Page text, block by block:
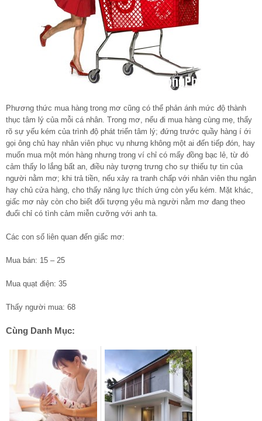
Phương thức mua hàng trong mơ cũng có thể phản ánh mức độ thành
thục tâm lý của mỗi cá nhân. Trong mơ, nếu đi mua hàng cùng mẹ, thấy
rõ sự yếu kém của trình độ phát triển tâm lý; đứng trước quầy hàng í ới
gọi ông chủ hay nhân viên phục vụ nhưng không một ai đến tiếp đón, hay
muốn mua một món hàng nhưng trong ví chỉ có mấy đồng bạc lẻ, từ đó
cảm thấy lo lắng bất an, điều này tượng trưng cho sự thiếu tự tin của
người nằm mơ; khi trả tiền, nếu xảy ra tranh chấp với nhân viên thu ngân
hay chủ cửa hàng, cho thấy năng lực thích ứng còn yếu kém. Mặt khác,
giấc mơ này còn cho biết đối tượng yêu mà người nằm mơ đang theo
đuổi chỉ có tình cảm miễn cưỡng với anh ta.
Các con số liên quan đến giấc mơ:
Mua bán: 15 – 25
Mua quạt điện: 35
Thấy người mua: 68
Cùng Danh Mục: